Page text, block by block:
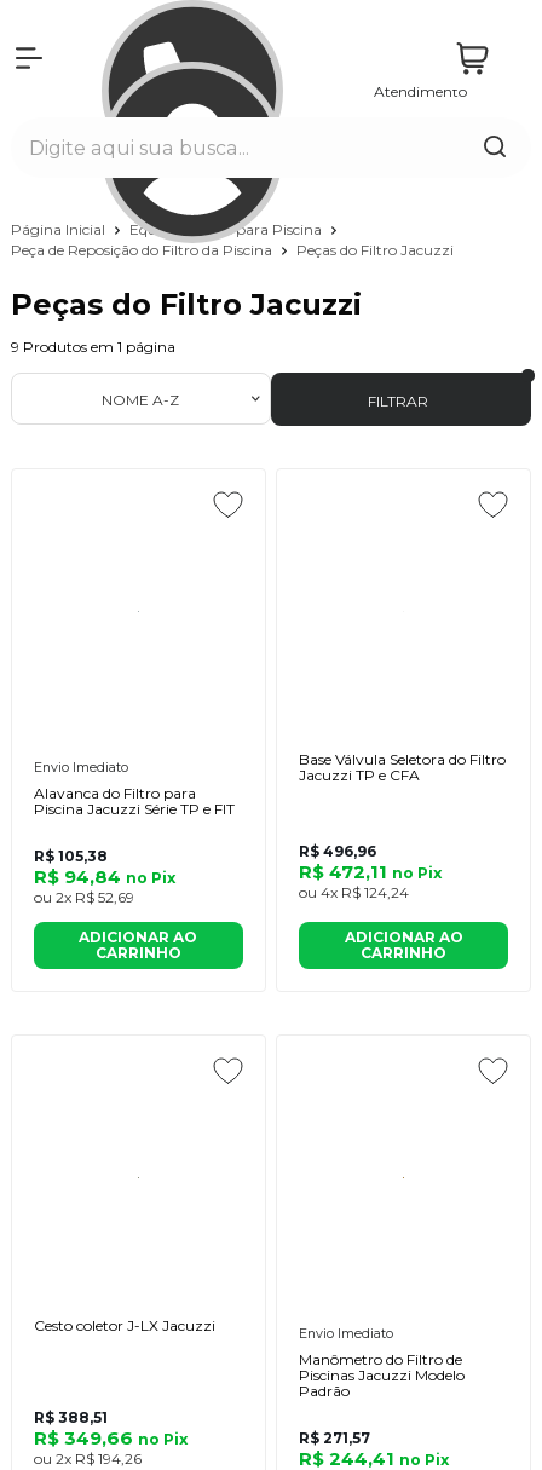
Atendimento
Página Inicial
Equipamentos para Piscina
Peça de Reposição do Filtro da Piscina
Peças do Filtro Jacuzzi
Peças do Filtro Jacuzzi
9 Produtos em 1 página
FILTRAR
NOME A-Z
Envio Imediato
Alavanca do Filtro para
Piscina Jacuzzi Série TP e FIT
R$ 105,38
R$ 94,84 no Pix
ou 2x R$ 52,69
ADICIONAR AO
CARRINHO
Base Válvula Seletora do Filtro
Jacuzzi TP e CFA
R$ 496,96
R$ 472,11 no Pix
ou 4x R$ 124,24
ADICIONAR AO
CARRINHO
Cesto coletor J-LX Jacuzzi
R$ 388,51
R$ 349,66 no Pix
ou 2x R$ 194,26
Envio Imediato
Manômetro do Filtro de
Piscinas Jacuzzi Modelo
Padrão
R$ 271,57
R$ 244,41 no Pix